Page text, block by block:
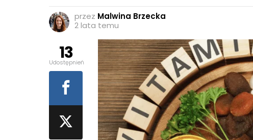
przez Malwina Brzecka
2 lata temu
13
Udostępnień